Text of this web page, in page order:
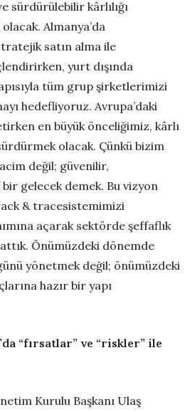
sürdürülebilir kârlılığı
Almanya’da
satın alma ile
yurt dışında
tüm grup şirketlerimizi
hedefliyoruz. Avrupa’daki
en büyük önceliğimiz, kârlı
olacak. Çünkü bizim
değil; güvenilir,
gelecek demek. Bu vizyon
& tracesistemimizi
açarak sektörde şeffaflık
Önümüzdeki dönemde
yönetmek değil; önümüzdeki
hazır bir yapı
“fırsatlar” ve “riskler” ile
Kurulu Başkanı Ulaş